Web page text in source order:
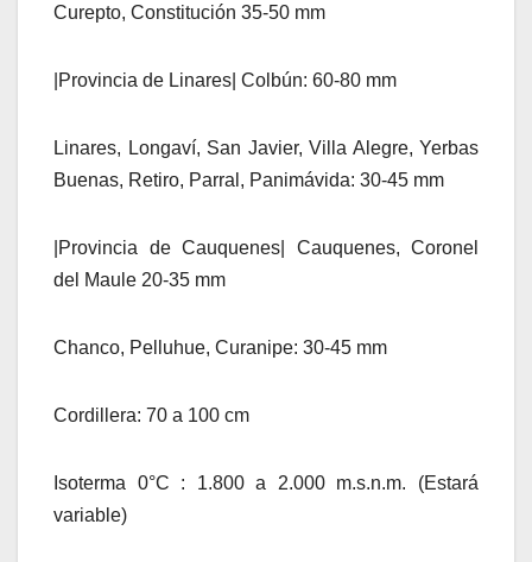
Curepto, Constitución 35-50 mm
|Provincia de Linares| Colbún: 60-80 mm
Linares, Longaví, San Javier, Villa Alegre, Yerbas
Buenas, Retiro, Parral, Panimávida: 30-45 mm
|Provincia de Cauquenes| Cauquenes, Coronel
del Maule 20-35 mm
Chanco, Pelluhue, Curanipe: 30-45 mm
Cordillera: 70 a 100 cm
Isoterma 0°C : 1.800 a 2.000 m.s.n.m. (Estará
variable)